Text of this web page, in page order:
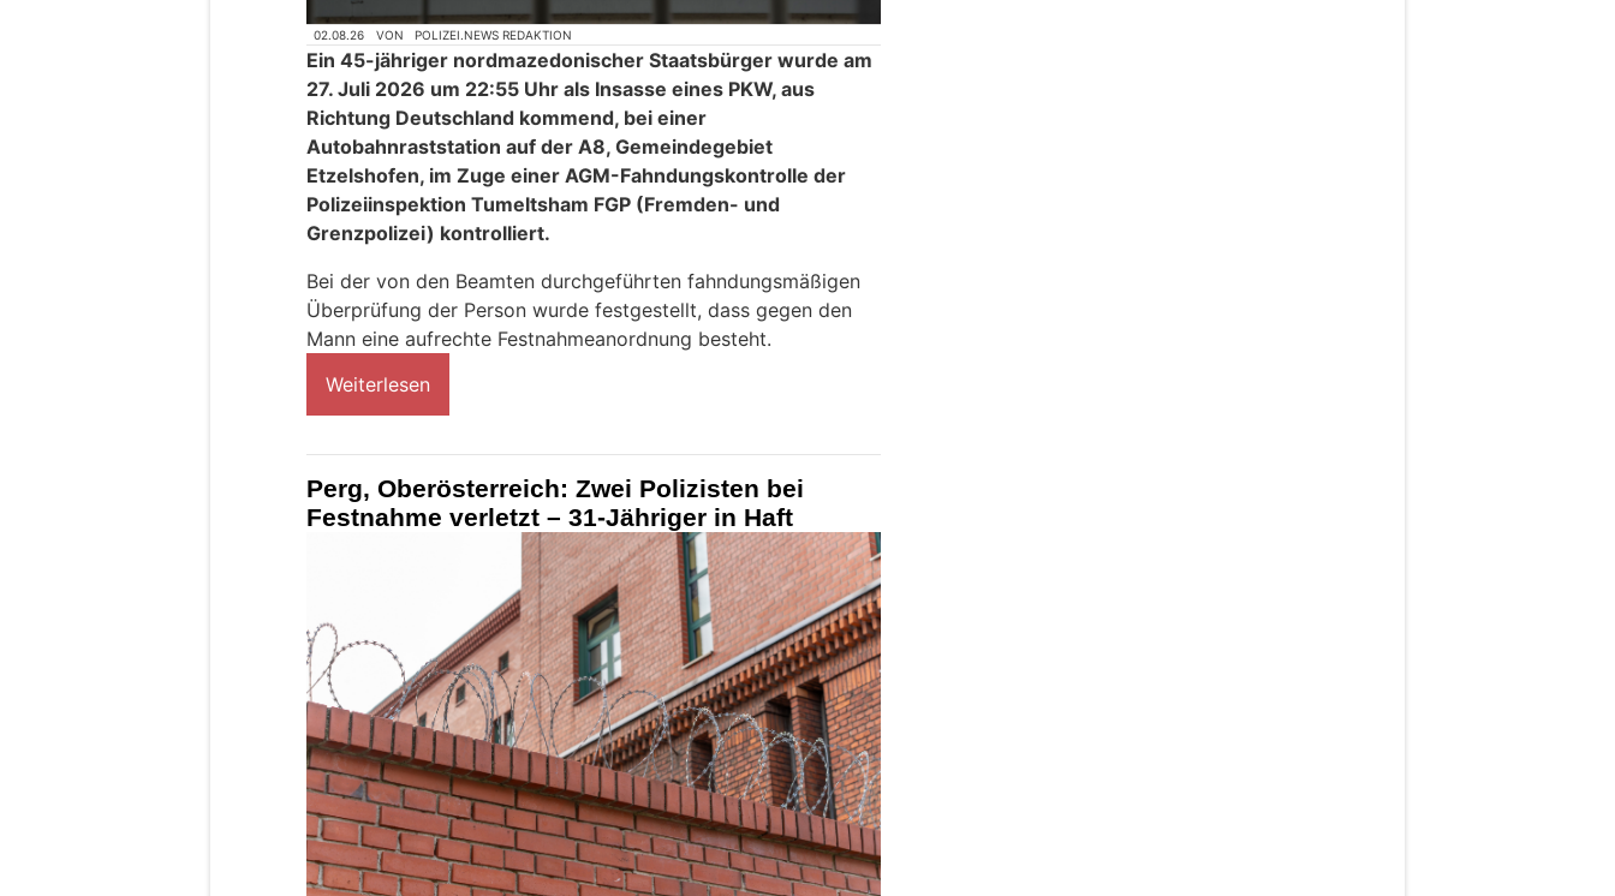
02.08.26 VON POLIZEI.NEWS REDAKTION
Ein 45-jähriger nordmazedonischer Staatsbürger wurde am
27. Juli 2026 um 22:55 Uhr als Insasse eines PKW, aus
Richtung Deutschland kommend, bei einer
Autobahnraststation auf der A8, Gemeindegebiet
Etzelshofen, im Zuge einer AGM-Fahndungskontrolle der
Polizeiinspektion Tumeltsham FGP (Fremden- und
Grenzpolizei) kontrolliert.
Bei der von den Beamten durchgeführten fahndungsmäßigen
Überprüfung der Person wurde festgestellt, dass gegen den
Mann eine aufrechte Festnahmeanordnung besteht.
Weiterlesen
Perg, Oberösterreich: Zwei Polizisten bei
Festnahme verletzt – 31-Jähriger in Haft